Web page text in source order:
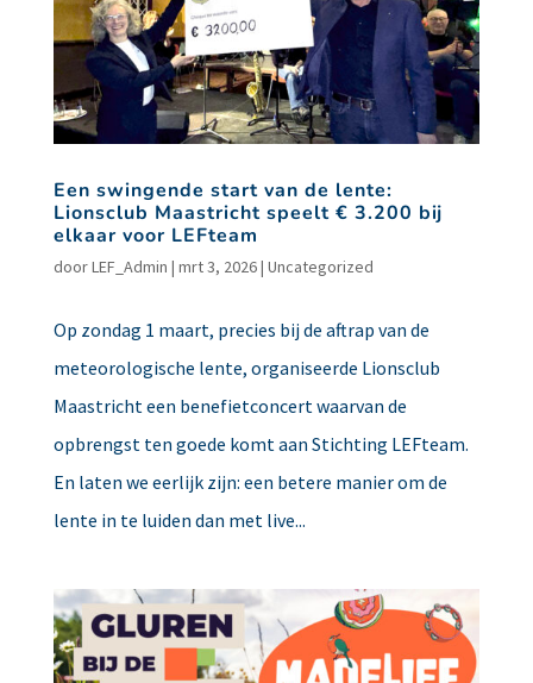
Een swingende start van de lente:
Lionsclub Maastricht speelt € 3.200 bij
elkaar voor LEFteam
doorLEF_Admin | mrt 3, 2026| Uncategorized
Op zondag 1 maart, precies bij de aftrap van de
meteorologische lente, organiseerde Lionsclub
Maastricht een benefietconcert waarvan de
opbrengst ten goede komt aan Stichting LEFteam.
En laten we eerlijk zijn: een betere manier om de
lente in te luiden dan met live...